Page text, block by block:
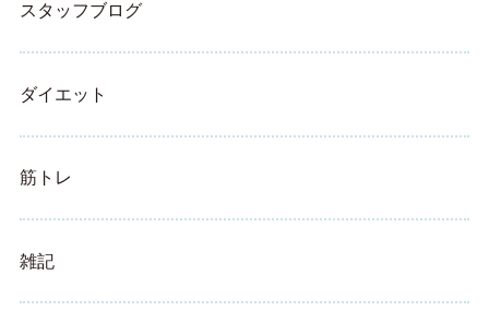
スタッフブログ
ダイエット
筋トレ
雑記